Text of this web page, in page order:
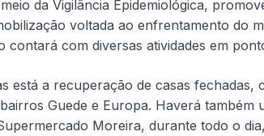
da Vigilância Epidemiológica,
voltada ao enfrentamento do
contará com diversas atividades em
está a recuperação de casas fechadas,
Guede e Europa. Haverá também
Moreira, durante todo o